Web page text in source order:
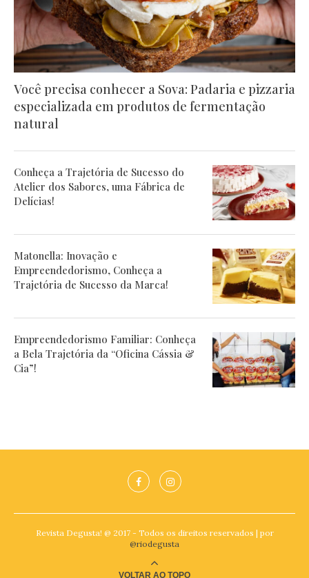
Você precisa conhecer a Sova: Padaria e pizzaria
especializada em produtos de fermentação
natural
Conheça a Trajetória de Sucesso do
Atelier dos Sabores, uma Fábrica de
Delícias!
Matonella: Inovação e
Empreendedorismo, Conheça a
Trajetória de Sucesso da Marca!
Empreendedorismo Familiar: Conheça
a Bela Trajetória da “Oficina Cássia &
Cia”!
Revista Degusta! @ 2017 - Todos os direitos reservados | por
@riodegusta
VOLTAR AO TOPO